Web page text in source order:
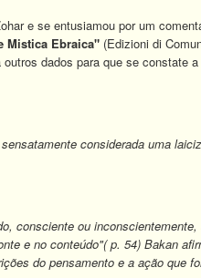
e se entusiamou por um
Mistica Ebraica" (Edizioni di
dados para que se constate
considerada uma
consciente ou
e no conteúdo"( p. 54) Bakan
do pensamento e a ação que